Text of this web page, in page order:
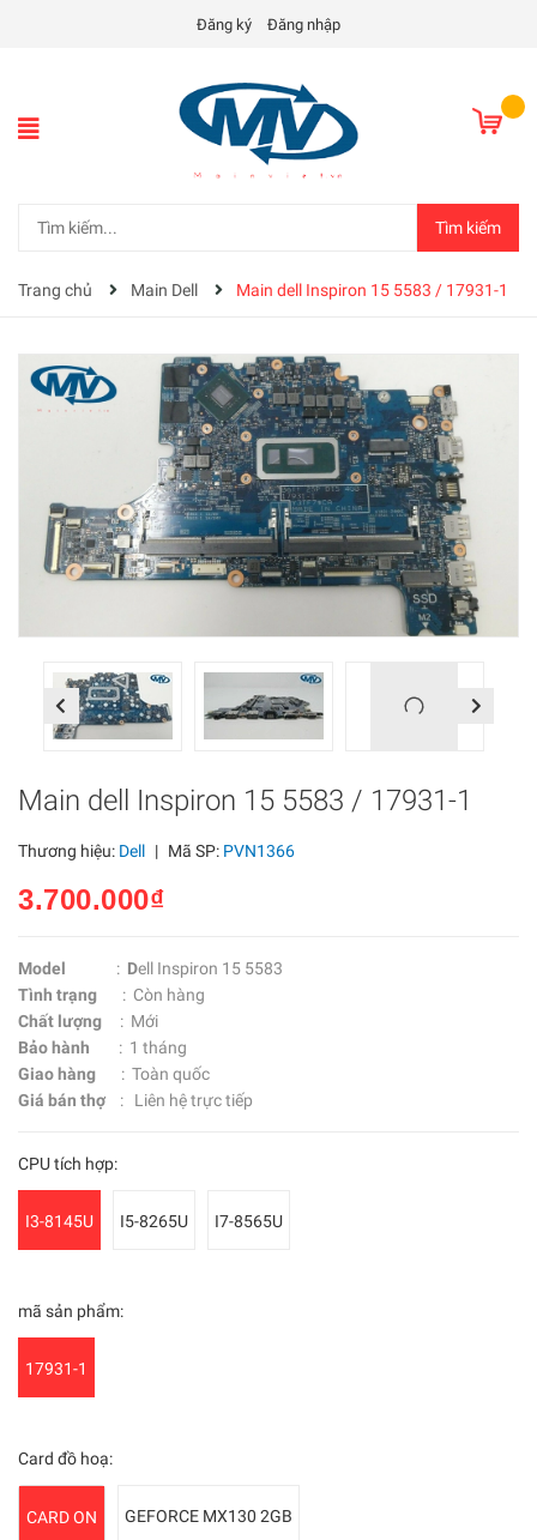
Đăng ký Đăng nhập
Tìm kiếm
Trang chủ Main Dell Main dell Inspiron 15 5583 / 17931-1
Previous Next
Main dell Inspiron 15 5583 / 17931-1
Thương hiệu: Dell | Mã SP: PVN1366
3.700.000₫
Model : Dell Inspiron 15 5583
Tình trạng
: Còn hàng
Chất lượng : Mới
Bảo hành
: 1 tháng
Giao hàng : Toàn quốc
Giá bán thợ : Liên hệ trực tiếp
CPU tích hợp:
I3-8145U I5-8265U I7-8565U
mã sản phẩm:
17931-1
Card đồ hoạ:
CARD ON GEFORCE MX130 2GB